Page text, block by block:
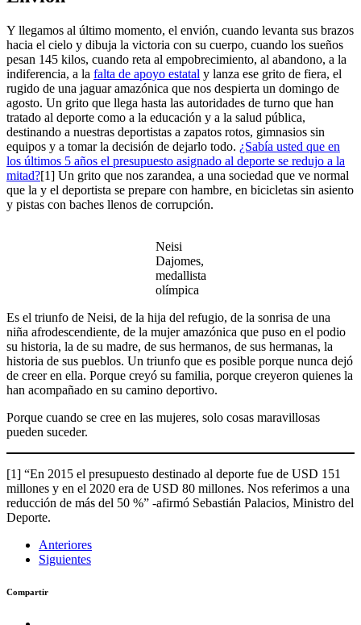
Y llegamos al último momento, el envión, cuando levanta sus brazos
hacia el cielo y dibuja la victoria con su cuerpo, cuando los sueños
pesan 145 kilos, cuando reta al empobrecimiento, al abandono, a la
indiferencia, a la falta de apoyo estatal y lanza ese grito de fiera, el
rugido de una jaguar amazónica que nos despierta un domingo de
agosto. Un grito que llega hasta las autoridades de turno que han
tratado al deporte como a la educación y a la salud pública,
destinando a nuestras deportistas a zapatos rotos, gimnasios sin
equipos y a tomar la decisión de dejarlo todo. ¿Sabía usted que en
los últimos 5 años el presupuesto asignado al deporte se redujo a la
mitad?[1] Un grito que nos zarandea, a una sociedad que ve normal
que la y el deportista se prepare con hambre, en bicicletas sin asiento
y pistas con baches llenos de corrupción.
Neisi
Dajomes,
medallista
olímpica
Es el triunfo de Neisi, de la hija del refugio, de la sonrisa de una
niña afrodescendiente, de la mujer amazónica que puso en el podio
su historia, la de su madre, de sus hermanos, de sus hermanas, la
historia de sus pueblos. Un triunfo que es posible porque nunca dejó
de creer en ella. Porque creyó su familia, porque creyeron quienes la
han acompañado en su camino deportivo.
Porque cuando se cree en las mujeres, solo cosas maravillosas
pueden suceder.
[1] “En 2015 el presupuesto destinado al deporte fue de USD 151
millones y en el 2020 era de USD 80 millones. Nos referimos a una
reducción de más del 50 %” -afirmó Sebastián Palacios, Ministro del
Deporte.
Anteriores
Siguientes
Compartir